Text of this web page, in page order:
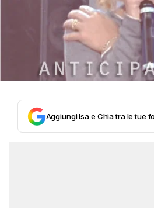
Aggiungi Isa e Chia tra le tue